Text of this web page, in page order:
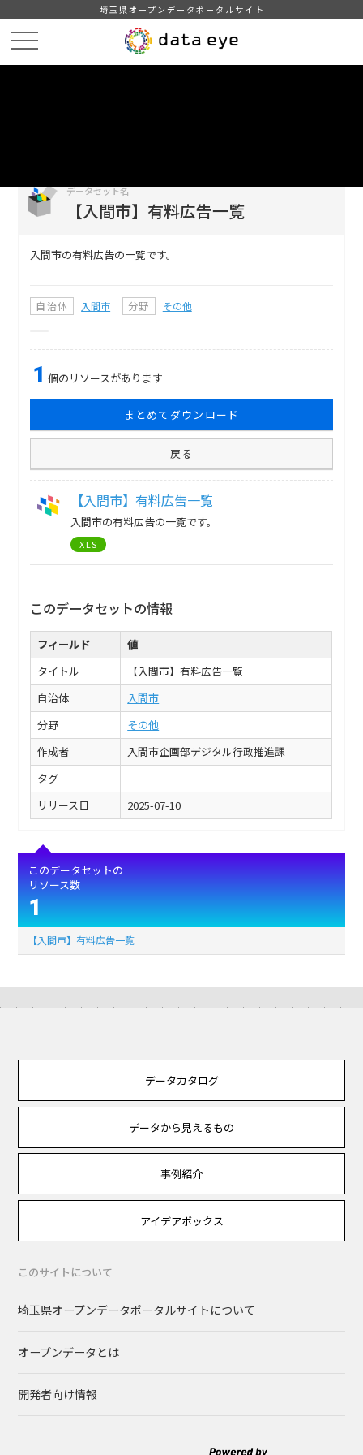
埼玉県オープンデータポータルサイト
データセット名
【入間市】有料広告一覧
入間市の有料広告の一覧です。
自治体 入間市 分野 その他
1 個のリソースがあります
まとめてダウンロード
戻る
【入間市】有料広告一覧
入間市の有料広告の一覧です。
XLS
このデータセットの情報
フィールド
値
タイトル
【入間市】有料広告一覧
自治体
入間市
分野
その他
作成者
入間市企画部デジタル行政推進課
タグ
リリース日
2025-07-10
このデータセットの
リソース数
1
【入間市】有料広告一覧
データカタログ
データから見えるもの
事例紹介
アイデアボックス
このサイトについて
埼玉県オープンデータポータルサイトについて
オープンデータとは
開発者向け情報